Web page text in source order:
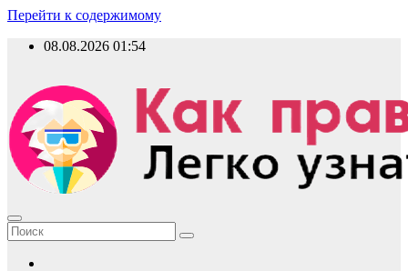
Перейти к содержимому
08.08.2026 01:54
Как правильно?